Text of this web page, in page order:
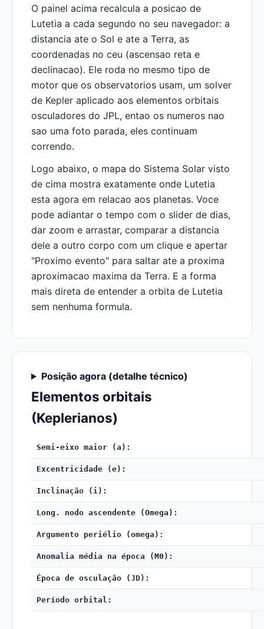
O painel acima recalcula a posicao de
Lutetia a cada segundo no seu navegador: a
distancia ate o Sol e ate a Terra, as
coordenadas no ceu (ascensao reta e
declinacao). Ele roda no mesmo tipo de
motor que os observatorios usam, um solver
de Kepler aplicado aos elementos orbitais
osculadores do JPL, entao os numeros nao
sao uma foto parada, eles continuam
correndo.
Logo abaixo, o mapa do Sistema Solar visto
de cima mostra exatamente onde Lutetia
esta agora em relacao aos planetas. Voce
pode adiantar o tempo com o slider de dias,
dar zoom e arrastar, comparar a distancia
dele a outro corpo com um clique e apertar
"Proximo evento" para saltar ate a proxima
aproximacao maxima da Terra. E a forma
mais direta de entender a orbita de Lutetia
sem nenhuma formula.
Posição agora (detalhe técnico)
Elementos orbitais
(Keplerianos)
Semi-eixo maior (a):
Excentricidade (e):
Inclinação (i):
Long. nodo ascendente (Omega):
Argumento periélio (omega):
Anomalia média na época (M0):
Época de osculação (JD):
Período orbital: